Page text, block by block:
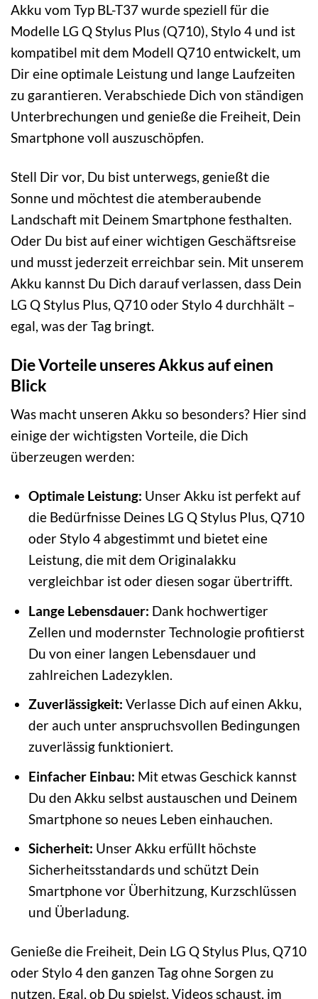
Akku vom Typ BL-T37 wurde speziell für die
Modelle LG Q Stylus Plus (Q710), Stylo 4 und ist
kompatibel mit dem Modell Q710 entwickelt, um
Dir eine optimale Leistung und lange Laufzeiten
zu garantieren. Verabschiede Dich von ständigen
Unterbrechungen und genieße die Freiheit, Dein
Smartphone voll auszuschöpfen.
Stell Dir vor, Du bist unterwegs, genießt die
Sonne und möchtest die atemberaubende
Landschaft mit Deinem Smartphone festhalten.
Oder Du bist auf einer wichtigen Geschäftsreise
und musst jederzeit erreichbar sein. Mit unserem
Akku kannst Du Dich darauf verlassen, dass Dein
LG Q Stylus Plus, Q710 oder Stylo 4 durchhält –
egal, was der Tag bringt.
Die Vorteile unseres Akkus auf einen
Blick
Was macht unseren Akku so besonders? Hier sind
einige der wichtigsten Vorteile, die Dich
überzeugen werden:
Optimale Leistung: Unser Akku ist perfekt auf
die Bedürfnisse Deines LG Q Stylus Plus, Q710
oder Stylo 4 abgestimmt und bietet eine
Leistung, die mit dem Originalakku
vergleichbar ist oder diesen sogar übertrifft.
Lange Lebensdauer: Dank hochwertiger
Zellen und modernster Technologie profitierst
Du von einer langen Lebensdauer und
zahlreichen Ladezyklen.
Zuverlässigkeit: Verlasse Dich auf einen Akku,
der auch unter anspruchsvollen Bedingungen
zuverlässig funktioniert.
Einfacher Einbau: Mit etwas Geschick kannst
Du den Akku selbst austauschen und Deinem
Smartphone so neues Leben einhauchen.
Sicherheit: Unser Akku erfüllt höchste
Sicherheitsstandards und schützt Dein
Smartphone vor Überhitzung, Kurzschlüssen
und Überladung.
Genieße die Freiheit, Dein LG Q Stylus Plus, Q710
oder Stylo 4 den ganzen Tag ohne Sorgen zu
nutzen. Egal, ob Du spielst, Videos schaust, im